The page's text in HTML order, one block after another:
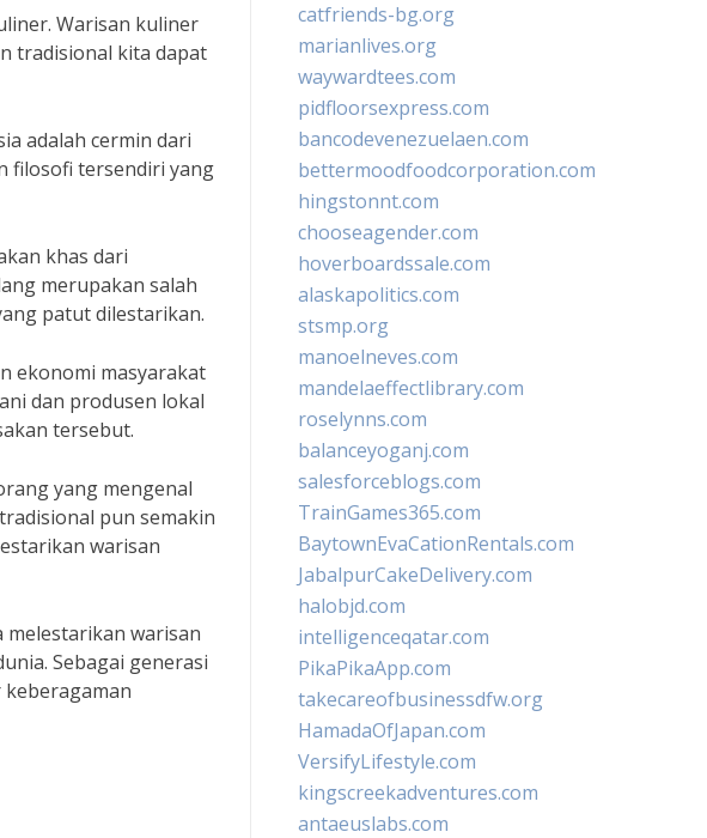
Warisan kuliner
tradisional kita dapat
adalah cermin dari
filosofi tersendiri yang
khas dari
merupakan salah
patut dilestarikan.
ekonomi masyarakat
dan produsen lokal
tersebut.
yang mengenal
pun semakin
warisan
melestarikan warisan
Sebagai generasi
catfriends-bg.org
marianlives.org
waywardtees.com
pidfloorsexpress.com
bancodevenezuelaen.com
bettermoodfoodcorporation.com
hingstonnt.com
chooseagender.com
hoverboardssale.com
alaskapolitics.com
stsmp.org
manoelneves.com
mandelaeffectlibrary.com
roselynns.com
balanceyoganj.com
salesforceblogs.com
TrainGames365.com
BaytownEvaCationRentals.com
JabalpurCakeDelivery.com
halobjd.com
intelligenceqatar.com
PikaPikaApp.com
takecareofbusinessdfw.org
HamadaOfJapan.com
VersifyLifestyle.com
kingscreekadventures.com
antaeuslabs.com